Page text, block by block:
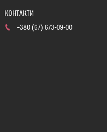
+380 (67) 673-09-00